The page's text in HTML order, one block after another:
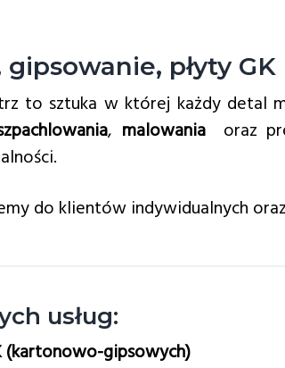
płyty
to sztuka w której każdy detal
, malowaniaoraz
do klientów indywidualnych
usług:
(kartonowo-gipsowych)